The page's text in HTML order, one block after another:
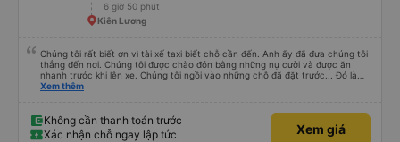
6 giờ 50 phút
Kiên Lương
Chúng tôi rất biết ơn vì tài xế taxi biết chỗ cần đến. Anh ấy đã đưa chúng tôi
thẳng đến nơi. Chúng tôi được chào đón bằng những nụ cười và được ăn
nhanh trước khi lên xe. Chúng tôi ngồi vào những chỗ đã đặt trước... Đó là
bốn chỗ ngồi ở phía sau cùng của xe... Các con tôi gọi đó là &quot;xe xóc
ngôi nhà ven kênh.
Xem thêm
Không cần thanh toán trước
Xác nhận chỗ ngay lập tức
Xem giá